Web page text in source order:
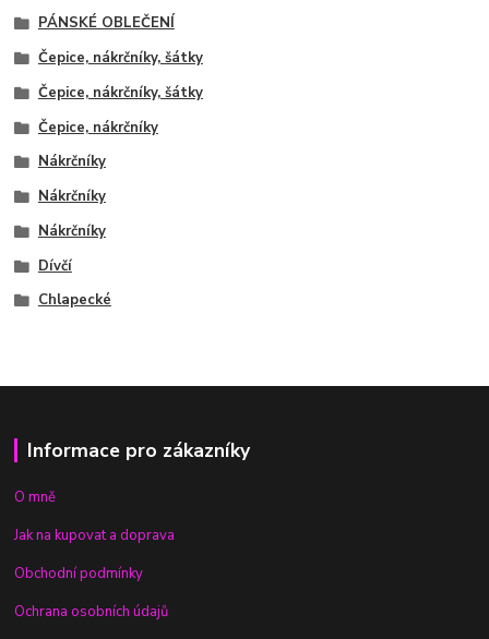
PÁNSKÉ OBLEČENÍ
Čepice, nákrčníky, šátky
Čepice, nákrčníky, šátky
Čepice, nákrčníky
Nákrčníky
Nákrčníky
Nákrčníky
Dívčí
Chlapecké
Informace pro zákazníky
O mně
Jak na kupovat a doprava
Obchodní podmínky
Ochrana osobních údajů